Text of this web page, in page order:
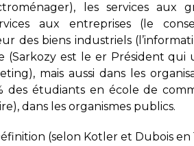
les services aux
aux entreprises (le
des biens industriels
(Sarkozy est le er Président qui
mais aussi dans les
des étudiants en école de
dans les organismes publics.
(selon Kotler et Dubois en